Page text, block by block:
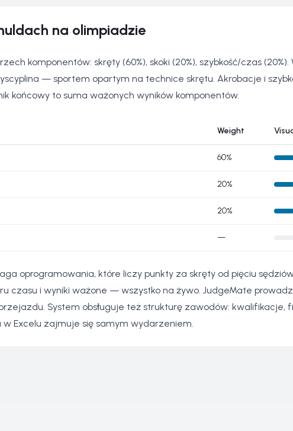
na olimpiadzie
komponentów: skręty (60%), skoki (20%), szybkość/czas (20%).
— sportem opartym na technice skrętu. Akrobacje i
końcowy to suma ważonych wyników komponentów.
Weight
60%
20%
20%
—
oprogramowania, które liczy punkty za skręty od pięciu
czasu i wyniki ważone — wszystko na żywo. JudgeMate
System obsługuje też strukturę zawodów: kwalifikacje,
Excelu zajmuje się samym wydarzeniem.